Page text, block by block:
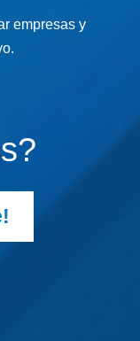
empresas y